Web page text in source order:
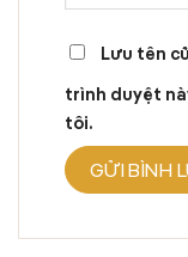
Lưu tên
trình duyệt
tôi.